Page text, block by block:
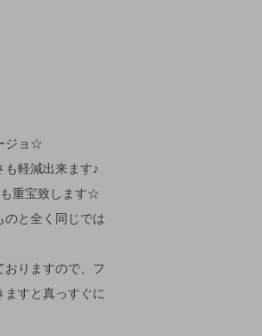
ジョ☆
軽減出来ます♪
重宝致します☆
と全く同じでは
りますので、フ
ますと真っすぐに